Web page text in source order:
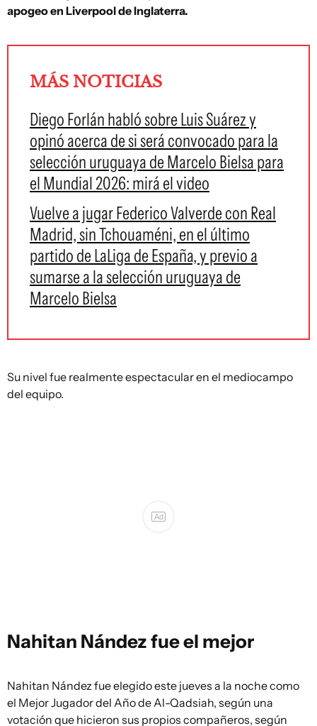
apogeo en Liverpool de Inglaterra.
MÁS NOTICIAS
Diego Forlán habló sobre Luis Suárez y
opinó acerca de si será convocado para la
selección uruguaya de Marcelo Bielsa para
el Mundial 2026: mirá el video
Vuelve a jugar Federico Valverde con Real
Madrid, sin Tchouaméni, en el último
partido de LaLiga de España, y previo a
sumarse a la selección uruguaya de
Marcelo Bielsa
Su nivel fue realmente espectacular en el mediocampo
del equipo.
Ad
Nahitan Nández fue el mejor
Nahitan Nández fue elegido este jueves a la noche como
el Mejor Jugador del Año de Al-Qadsiah, según una
votación que hicieron sus propios compañeros, según